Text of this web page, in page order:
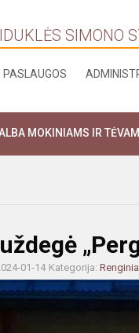
SIMONO
PASLAUGOS
MOKINIAMS IR
01-14 Kategorija: